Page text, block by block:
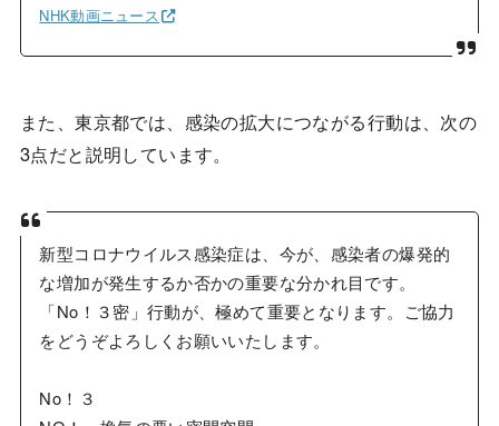
NHK動画ニュース
また、東京都では、感染の拡大につながる行動は、次の
3点だと説明しています。
新型コロナウイルス感染症は、今が、感染者の爆発的
な増加が発生するか否かの重要な分かれ目です。
「No！３密」行動が、極めて重要となります。ご協力
をどうぞよろしくお願いいたします。
No！３